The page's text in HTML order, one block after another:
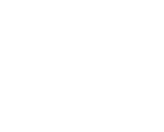
des
fonctionnement du
stricte est